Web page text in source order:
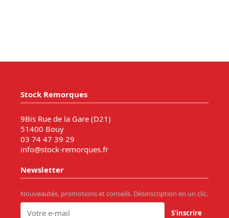
Stock Remorques
9Bis Rue de la Gare (D21)
51400 Bouy
03 74 47 39 29
info@stock-remorques.fr
Newsletter
Nouveautés, promotions et conseils. Désinscription en un clic.
S'inscrire